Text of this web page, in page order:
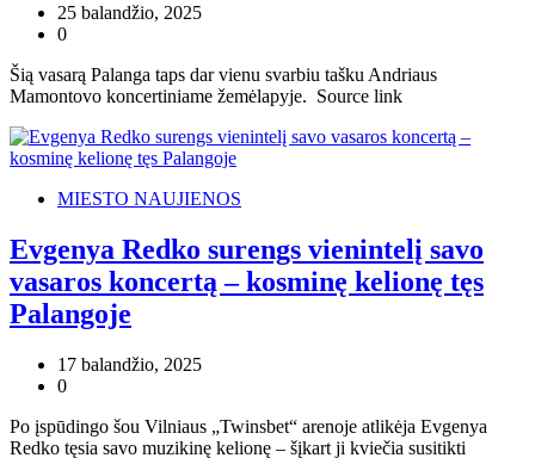
25 balandžio, 2025
0
Šią vasarą Palanga taps dar vienu svarbiu tašku Andriaus
Mamontovo koncertiniame žemėlapyje. Source link
MIESTO NAUJIENOS
Evgenya Redko surengs vienintelį savo
vasaros koncertą – kosminę kelionę tęs
Palangoje
17 balandžio, 2025
0
Po įspūdingo šou Vilniaus „Twinsbet“ arenoje atlikėja Evgenya
Redko tęsia savo muzikinę kelionę – šįkart ji kviečia susitikti